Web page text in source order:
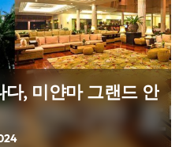
, 미얀마 그랜드 안